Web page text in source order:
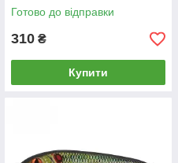
Готово до відправки
310 ₴
Купити